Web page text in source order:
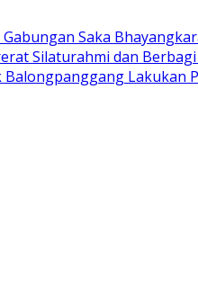
Saka
Silaturahmi dan
Balongpanggang Lakukan